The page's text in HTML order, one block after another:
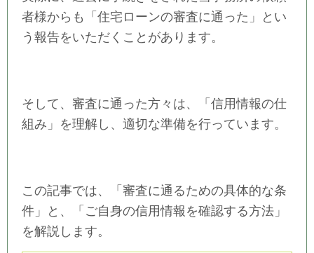
者様からも「住宅ローンの審査に通った」とい
う報告をいただくことがあります。
そして、審査に通った方々は、「信用情報の仕
組み」を理解し、適切な準備を行っています。
この記事では、「審査に通るための具体的な条
件」と、「ご自身の信用情報を確認する方法」
を解説します。